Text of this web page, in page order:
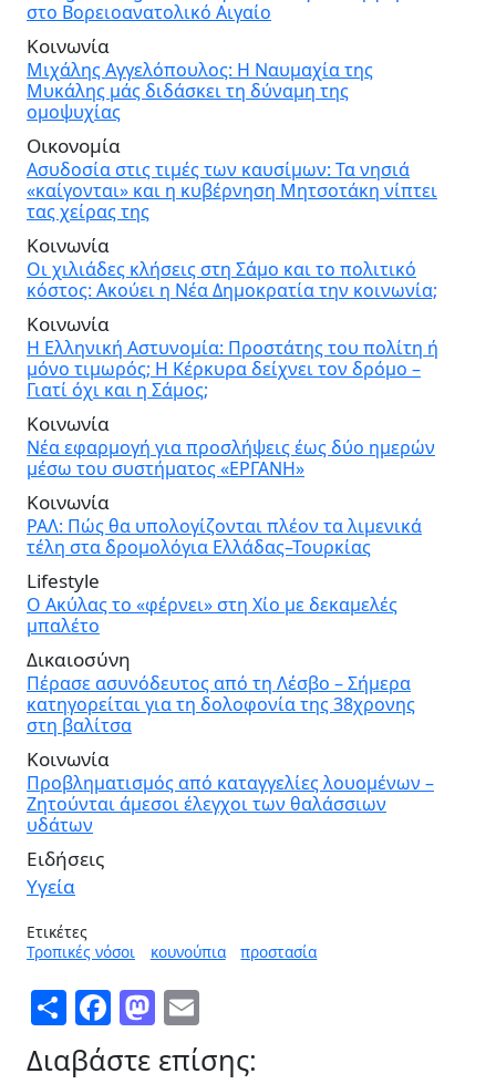
στο Βορειοανατολικό Αιγαίο
Κοινωνία
Μιχάλης Αγγελόπουλος: Η Ναυμαχία της
Μυκάλης μάς διδάσκει τη δύναμη της
ομοψυχίας
Οικονομία
Ασυδοσία στις τιμές των καυσίμων: Τα νησιά
«καίγονται» και η κυβέρνηση Μητσοτάκη νίπτει
τας χείρας της
Κοινωνία
Οι χιλιάδες κλήσεις στη Σάμο και το πολιτικό
κόστος: Ακούει η Νέα Δημοκρατία την κοινωνία;
Κοινωνία
Η Ελληνική Αστυνομία: Προστάτης του πολίτη ή
μόνο τιμωρός; Η Κέρκυρα δείχνει τον δρόμο –
Γιατί όχι και η Σάμος;
Κοινωνία
Νέα εφαρμογή για προσλήψεις έως δύο ημερών
μέσω του συστήματος «ΕΡΓΑΝΗ»
Κοινωνία
ΡΑΛ: Πώς θα υπολογίζονται πλέον τα λιμενικά
τέλη στα δρομολόγια Ελλάδας–Τουρκίας
Lifestyle
Ο Ακύλας το «φέρνει» στη Χίο με δεκαμελές
μπαλέτο
Δικαιοσύνη
Πέρασε ασυνόδευτος από τη Λέσβο – Σήμερα
κατηγορείται για τη δολοφονία της 38χρονης
στη βαλίτσα
Κοινωνία
Προβληματισμός από καταγγελίες λουομένων –
Ζητούνται άμεσοι έλεγχοι των θαλάσσιων
υδάτων
Ειδήσεις
Υγεία
Ετικέτες
Τροπικές νόσοι
κουνούπια προστασία
ShareFacebook
Mastodon
Διαβάστε επίσης: